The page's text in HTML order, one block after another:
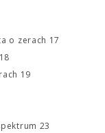
o zerach 17
19
23